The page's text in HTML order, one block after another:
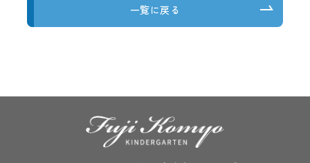
一覧に戻る